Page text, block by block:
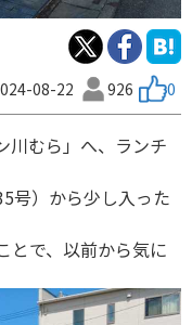
08-22 926 0
川むら」へ、ランチ
号）から少し入った
とで、以前から気に